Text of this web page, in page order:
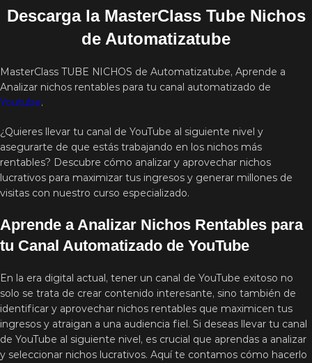
Descarga la MasterClass Tube Nichos
de Automatizatube
MasterClass TUBE NICHOS de Automatizatube, Aprende a
Analizar nichos rentables para tu canal automatizado de
Youtube.
¿Quieres llevar tu canal de YouTube al siguiente nivel y
asegurarte de que estás trabajando en los nichos más
rentables? Descubre cómo analizar y aprovechar nichos
lucrativos para maximizar tus ingresos y generar millones de
visitas con nuestro curso especializado.
Aprende a Analizar Nichos Rentables para
tu Canal Automatizado de YouTube
En la era digital actual, tener un canal de YouTube exitoso no
solo se trata de crear contenido interesante, sino también de
identificar y aprovechar nichos rentables que maximicen tus
ingresos y atraigan a una audiencia fiel. Si deseas llevar tu canal
de YouTube al siguiente nivel, es crucial que aprendas a analizar
y seleccionar nichos lucrativos. Aquí te contamos cómo hacerlo